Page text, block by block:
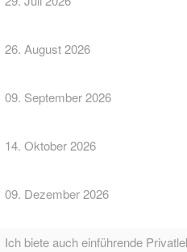
Ich biete auch einführende
26. August 2026
09. September 2026
14. Oktober 2026
09. Dezember 2026